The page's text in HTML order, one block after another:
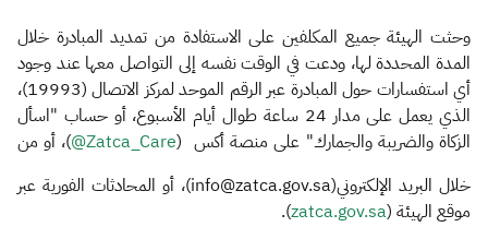
وحثت الهيئة جميع المكلفين على الاستفادة من تمديد المبادرة خلال
المدة المحددة لها، ودعت في الوقت نفسه إلى التواصل معها عند وجود
أي استفسارات حول المبادرة عبر الرقم الموحد لمركز الاتصال (19993)،
الذي يعمل على مدار 24 ساعة طوال أيام الأسبوع، أو حساب "اسأل
الزكاة والضريبة والجمارك" على منصة أكس (Zatca_Care@ )، أو من
خلال البريد الإلكتروني(info@zatca.gov.sa)، أو المحادثات الفورية عبر
موقع الهيئة (zatca.gov.sa​
).